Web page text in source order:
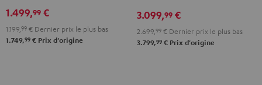
Noir
1.499,99 €
1.199, 99 € Dernier prix le plus bas
1.749,99 € Prix d'origine
für
Dolby
Atmos
3.099,99 €
2.699, 99 € Dernier prix le plus bas
3.799,99 € Prix d'origine